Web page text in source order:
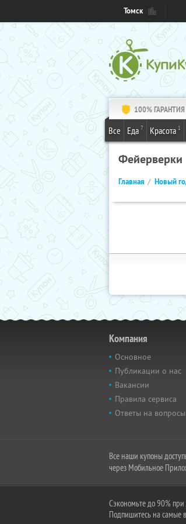
Томск
100%
Все Еда 7 Красота 1
Фейерверки
Главная Новый
Компания
Основное
Публикации о нас
Вакансии
Правила сервиса
Ответы на вопросы
Все наши купоны
через Мобильное
Сэкономьте до 90%
Подпишитесь на самые